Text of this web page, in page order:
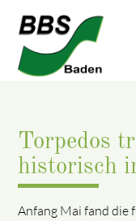
Torpedos
historisch
Anfang Mai fand die